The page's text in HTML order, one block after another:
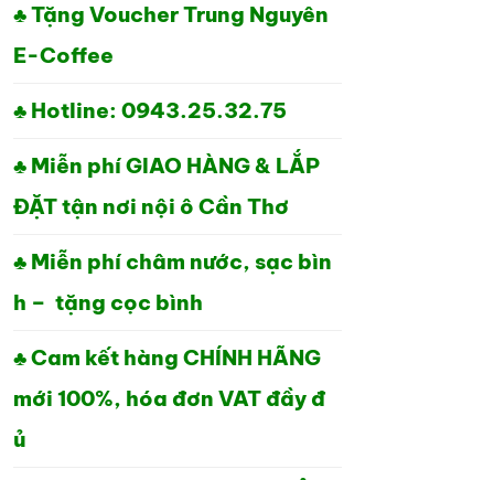
♣ Tặng Voucher Trung Nguyên
E-Coffee
♣ Hotline: 0943.25.32.75
♣ Miễn phí GIAO HÀNG & LẮP
ĐẶT tận nơi nội ô Cần Thơ
♣ Miễn phí châm nước, sạc bìn
h – tặng cọc bình
♣ Cam kết hàng CHÍNH HÃNG
mới 100%, hóa đơn VAT đầy đ
ủ